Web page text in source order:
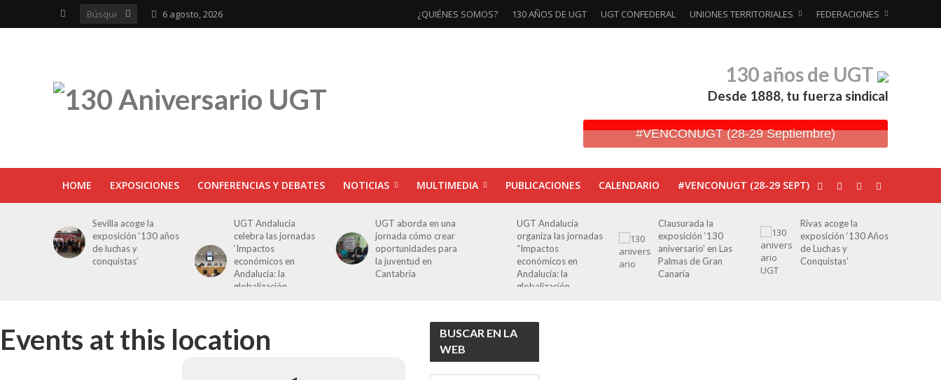
6 agosto, 2026 ¿QUIÉNES SOMOS? 130 AÑOS DE UGT UGT CONFEDERAL UNIONES TERRITORIALES FEDERACIONES
130 años de UGT
Desde 1888, tu fuerza sindical
#VENCONUGT (28-29 Septiembre)
HOME EXPOSICIONES CONFERENCIAS Y DEBATES NOTICIAS MULTIMEDIA PUBLICACIONES CALENDARIO #VENCONUGT (28-29 SEPT)
Sevilla acoge la
exposición ‘130 años
de luchas y
conquistas’
UGT Andalucía
celebra las jornadas
‘Impactos
económicos en
Andalucía: la
globalización
UGT aborda en una
jornada cómo crear
oportunidades para
la juventud en
UGT Andalucía
organiza las jornadas
económicos en
Andalucía: la
globalización
Clausurada la
exposición ‘130
aniversario’ en Las
Palmas de Gran
Rivas acoge la
exposición ‘130 Años
de Luchas y
Conquistas’
Events at this location
BUSCAR EN LA
WEB